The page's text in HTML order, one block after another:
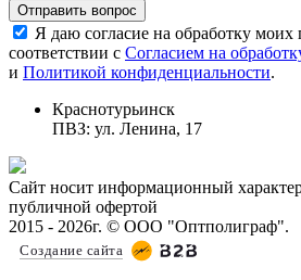
Отправить вопрос
Я даю согласие на обработку
соответствии с Согласием на
и Политикой конфиденциальности.
Краснотурьинск
ПВЗ: ул. Ленина, 17
Сайт носит информационный
публичной офертой
2015 - 2026г. © ООО "Оптполиграф".
Создание сайта